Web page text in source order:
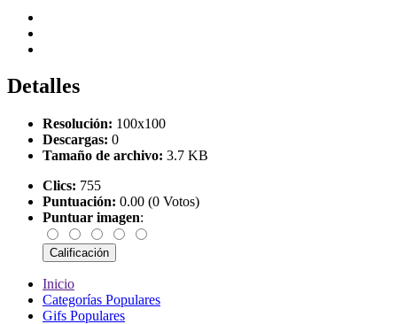
Detalles
Resolución: 100x100
Descargas: 0
Tamaño de archivo: 3.7 KB
Clics: 755
Puntuación: 0.00 (0 Votos)
Puntuar imagen:
Inicio
Categorías Populares
Gifs Populares